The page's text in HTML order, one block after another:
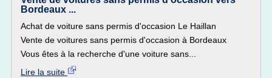
Bordeaux ...
Achat de voiture sans permis d'occasion Le Haillan
Vente de voitures sans permis d'occasion à Bordeaux
Vous êtes à la recherche d'une voiture sans...
Lire la suite